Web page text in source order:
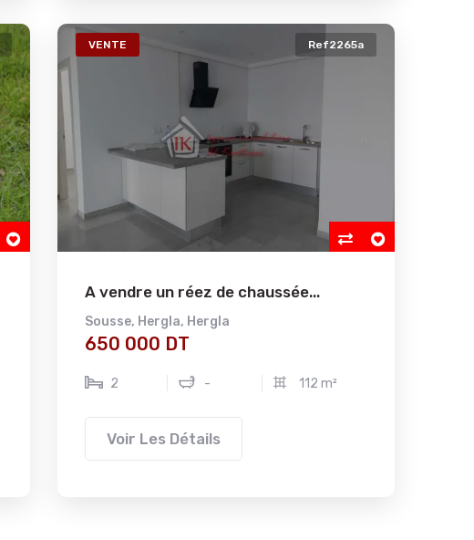
VENTE Ref2265a
A vendre un réez de chaussée...
Sousse, Hergla, Hergla
650 000 DT
2 - 112 m²
Voir Les Détails